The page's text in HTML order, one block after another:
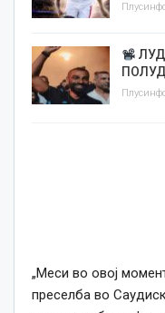
„Меси во овој
преселба во